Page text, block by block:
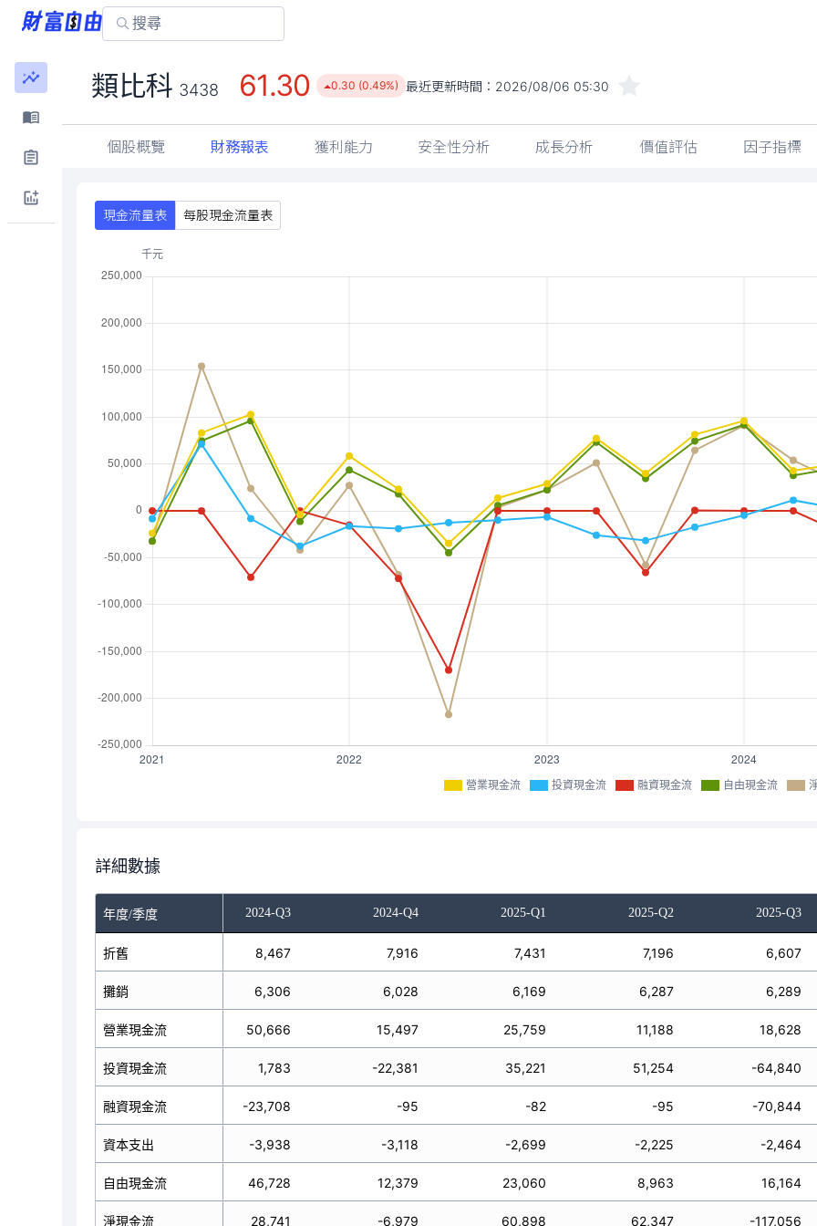
類比科 3438 61.30 0.30 (0.49%) 最近更新時間： 2026/08/06 05:30
個股概覽 財務報表 獲利能力 安全性分析 成長分析 價值評估 因子指標
現金流量表 每股現金流量表
營業現金流 投資現金流 融資現金流 自由現金流
詳細數據
年度/季度
2024-Q2 2024-Q3 2024-Q4 2025-Q1 2025-Q2 2025-Q3
折舊
攤銷
營業現金流
投資現金流
融資現金流
資本支出
自由現金流
淨現金流
9,052 8,467 7,916 7,431 7,196 6,607
6,355 6,306 6,028 6,169 6,287 6,289
42,750 50,666 15,497 25,759 11,188 18,628
11,289 1,783 -22,381 35,221 51,254 -64,840
-92 -23,708 -95 -82 -95 -70,844
-5,059 -3,938 -3,118 -2,699 -2,225 -2,464
37,691 46,728 12,379 23,060 8,963 16,164
53,947 28,741 -6,979 60,898 62,347 -117,056